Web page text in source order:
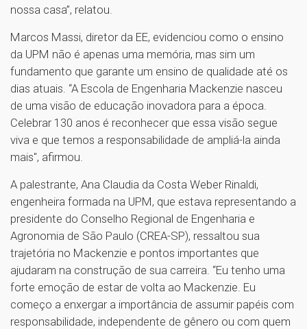
nossa casa”, relatou.
Marcos Massi, diretor da EE, evidenciou como o ensino
da UPM não é apenas uma memória, mas sim um
fundamento que garante um ensino de qualidade até os
dias atuais. “A Escola de Engenharia Mackenzie nasceu
de uma visão de educação inovadora para a época.
Celebrar 130 anos é reconhecer que essa visão segue
viva e que temos a responsabilidade de ampliá-la ainda
mais", afirmou.
A palestrante, Ana Claudia da Costa Weber Rinaldi,
engenheira formada na UPM, que estava representando a
presidente do Conselho Regional de Engenharia e
Agronomia de São Paulo (CREA-SP), ressaltou sua
trajetória no Mackenzie e pontos importantes que
ajudaram na construção de sua carreira. “Eu tenho uma
forte emoção de estar de volta ao Mackenzie. Eu
começo a enxergar a importância de assumir papéis com
responsabilidade, independente de gênero ou com quem